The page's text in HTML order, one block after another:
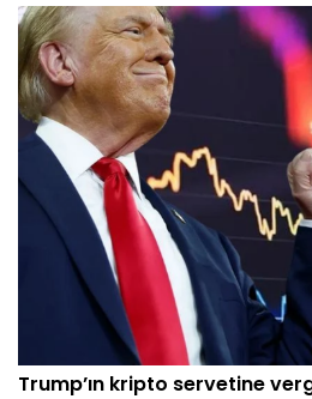
Trump’ın kripto servetine